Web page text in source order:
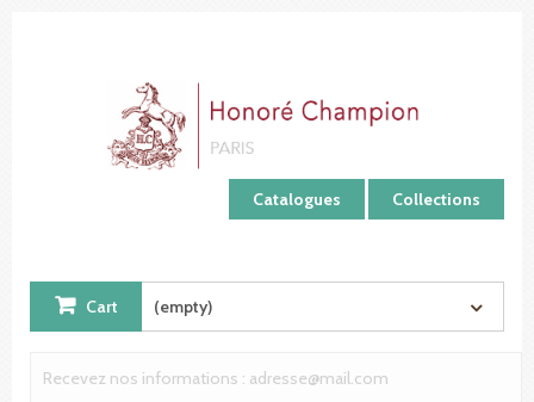
Catalogues Collections
Cart (empty)